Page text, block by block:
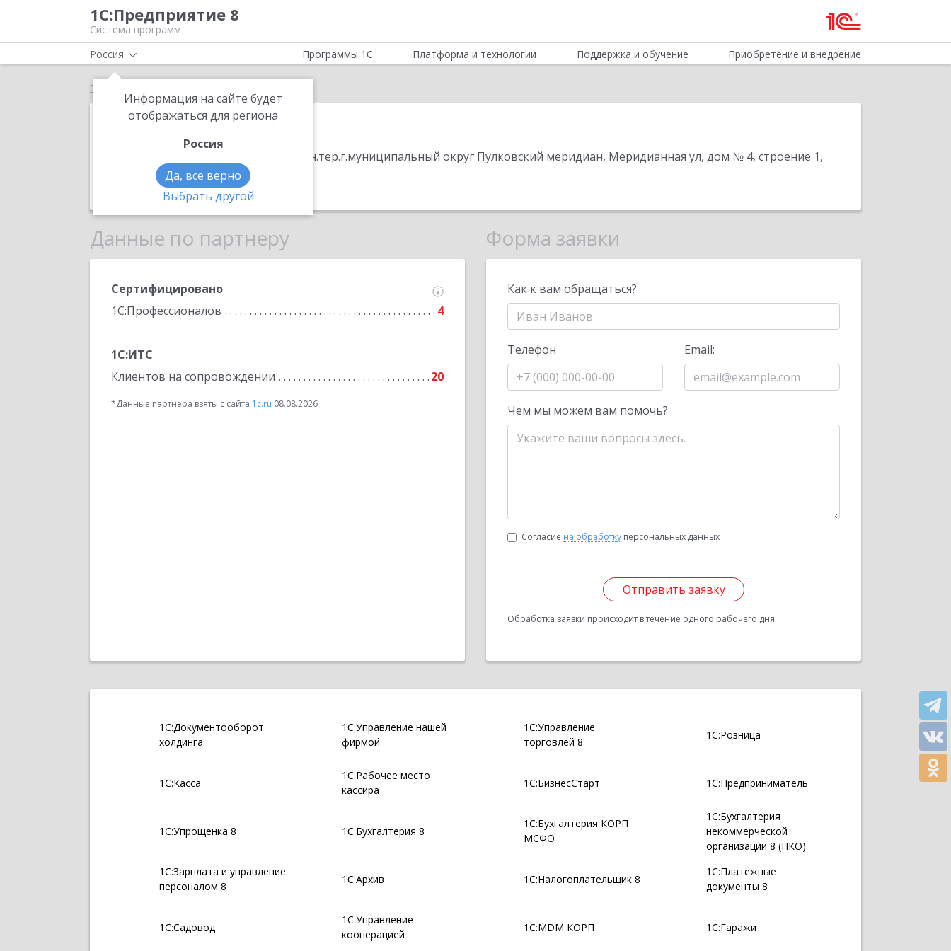
1С:Предприятие 8
Система программ
Россия
Информация на сайте будет
отображаться для региона
Россия
Да, все верно
Выбрать другой
Программы 1С Платформа и технологии Поддержка и обучение Приобретение и внедрение
Главная
АВК Софт
196140, Санкт-Петербург г, вн.тер.г.муниципальный округ Пулковский меридиан, Меридианная ул, дом № 4, строение 1,
Телефон:(911) 149-9488
Данные по партнеру
Сертифицировано
1С:Профессионалов
4
1С:ИТС
Клиентов на сопровождении
20
*Данные партнера взяты с сайта 1c.ru 08.08.2026
Форма заявки
Как к вам обращаться?
Телефон Email:
Чем мы можем вам помочь?
Согласие на обработку персональных данных
Отправить заявку
Обработка заявки происходит в течение одного рабочего дня.
1С:Документооборот
холдинга
1С:Управление нашей
фирмой
1С:Управление
торговлей 8
1С:Розница
1С:Касса
1С:Рабочее место
кассира
1С:БизнесСтарт 1С:Предприниматель
1С:Упрощенка 8 1С:Бухгалтерия 8
1С:Бухгалтерия КОРП
МСФО
1С:Бухгалтерия
некоммерческой
организации 8 (НКО)
1С:Зарплата и управление
персоналом 8
1С:Архив 1С:Налогоплательщик 8
1С:Платежные
документы 8
1С:Садовод
1С:Управление
кооперацией
1С:MDM КОРП 1С:Гаражи